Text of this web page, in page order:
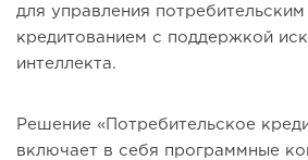
для управления
кредитованием с поддержкой
интеллекта.
Решение «Потребительское
включает в себя программные